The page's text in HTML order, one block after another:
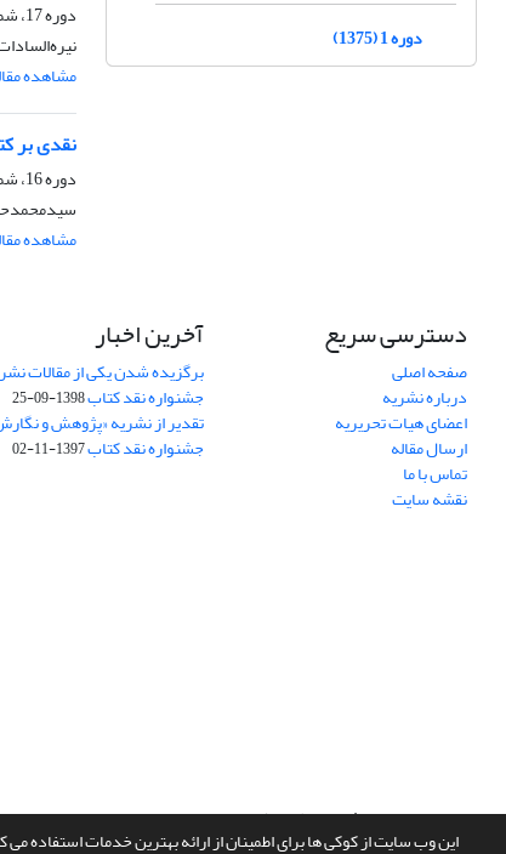
این وب سایت از کوکی ها برای اطمینان از ارائه بهترین خدمات استفاده می
دوره 17، شماره 31، اسفند 1392، صفحه
مشاهده
نقدی بر
دوره 16، شماره 26، مهر 1391، صفحه
مشاهده
دوره 1 (1375)
دسترسی سریع
صفحه اصلی
درباره نشریه
اعضای هیات تحریریه
ارسال مقاله
تماس با ما
نقشه سایت
آخرین اخبار
برگزیده شدن یکی از مقالات
جشنواره نقد کتاب1398-09-25
تقدیر از نشریه «پژوهش و
جشنواره نقد کتاب1397-11-02
سامانه مدیریت نشریات علمی.طراحی و پیاده سازی ازسیناوب